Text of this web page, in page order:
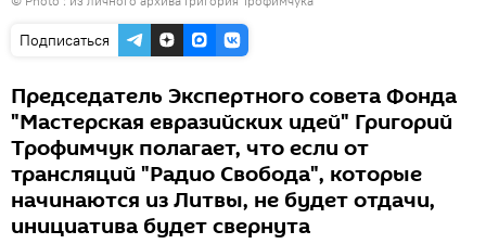
Подписаться
Председатель Экспертного совета Фонда
"Мастерская евразийских идей" Григорий
Трофимчук полагает, что если от
трансляций "Радио Свобода", которые
начинаются из Литвы, не будет отдачи,
инициатива будет свернута